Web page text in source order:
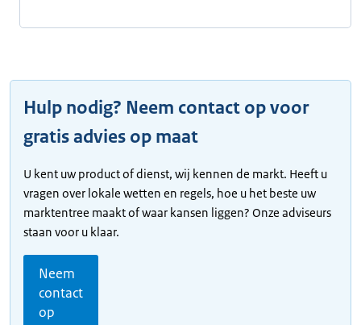
Hulp nodig? Neem contact op voor
gratis advies op maat
U kent uw product of dienst, wij kennen de markt. Heeft u
vragen over lokale wetten en regels, hoe u het beste uw
marktentree maakt of waar kansen liggen? Onze adviseurs
staan voor u klaar.
Neem
contact
op